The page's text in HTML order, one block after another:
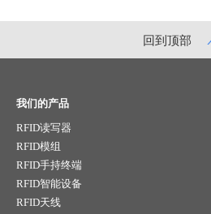
回到顶部
我们的产品
RFID读写器
RFID模组
RFID手持终端
RFID智能设备
RFID天线